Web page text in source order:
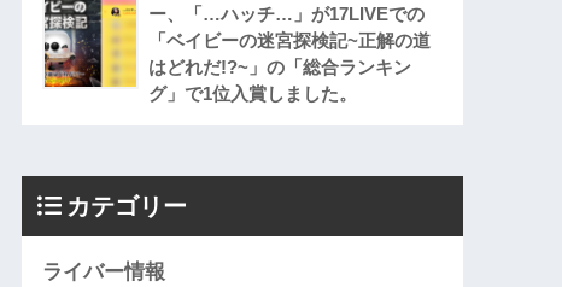
ー、「…ハッチ…」が17LIVEでの
「ベイビーの迷宮探検記~正解の道
はどれだ!?~」の「総合ランキン
グ」で1位入賞しました。
カテゴリー
ライバー情報